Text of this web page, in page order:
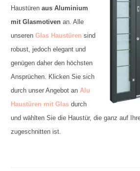
Haustüren aus Aluminium
mit Glasmotivenan. Alle
unseren Glas Haustüren sind
robust, jedoch elegant und
genügen daher den höchsten
Ansprüchen. Klicken Sie sich
durch unser Angebot an Alu
Haustüren mit Glasdurch
und wählten Sie die Haustür, die ganz auf
zugeschnitten ist.